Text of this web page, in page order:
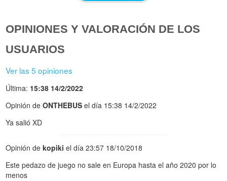
OPINIONES Y VALORACIÓN DE LOS
USUARIOS
Ver las 5 opiniones
Última: 15:38 14/2/2022
Opinión deONTHEBUS el día 15:38 14/2/2022
Ya salió XD
Opinión dekopiki el día 23:57 18/10/2018
Este pedazo de juego no sale en Europa hasta el año 2020 por lo
menos